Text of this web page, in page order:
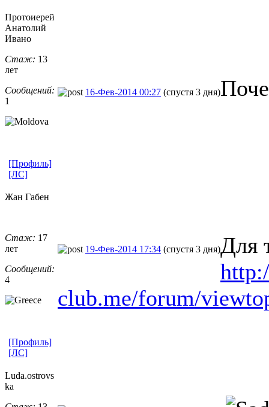
Протоиерей
Анатолий
Ивано
Стаж: 13
лет
Сообщений:
1
16-Фев-2014 00:27 (спустя 3 дня)
[Профиль]
[ЛС]
Жан Габен
Стаж: 17
лет
Сообщений:
4
19-Фев-2014 17:34 (спустя 3 дня)Для
club.me/forum/
[Профиль]
[ЛС]
Luda.ostrovs
ka